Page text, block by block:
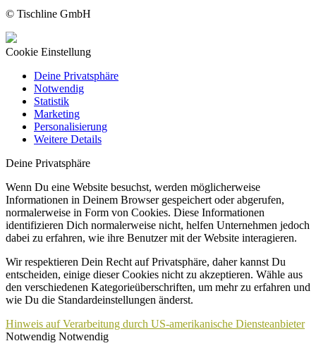
© Tischline GmbH
Cookie Einstellung
Deine Privatsphäre
Notwendig
Statistik
Marketing
Personalisierung
Weitere Details
Deine Privatsphäre
Wenn Du eine Website besuchst, werden möglicherweise
Informationen in Deinem Browser gespeichert oder abgerufen,
normalerweise in Form von Cookies. Diese Informationen
identifizieren Dich normalerweise nicht, helfen Unternehmen jedoch
dabei zu erfahren, wie ihre Benutzer mit der Website interagieren.
Wir respektieren Dein Recht auf Privatsphäre, daher kannst Du
entscheiden, einige dieser Cookies nicht zu akzeptieren. Wähle aus
den verschiedenen Kategorieüberschriften, um mehr zu erfahren und
wie Du die Standardeinstellungen änderst.
Hinweis auf Verarbeitung durch US-amerikanische Diensteanbieter
Notwendig Notwendig